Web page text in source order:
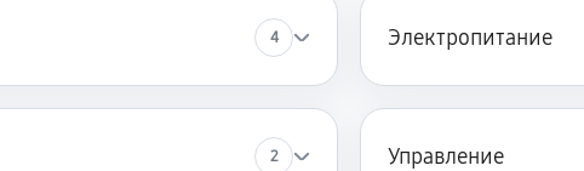
4 Электропитание
2 Управление